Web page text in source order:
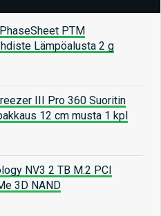
PTM
Lämpöalusta 2 g
III Pro 360 Suoritin
12 cm musta 1 kpl
NV3 2 TB M.2 PCI
3D NAND